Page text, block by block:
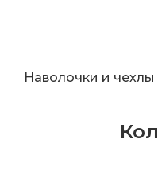
Наволочки и чехлы